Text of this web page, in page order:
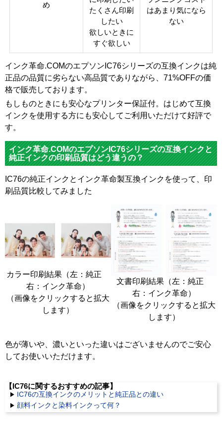
あり
製
品
タ
イ
プ
互換インク
め
たくさん印刷
したい
欲しいときに
すぐ欲しい
はあまり気になら
ない
インク革命.COMのエプソンIC76シリーズの互換インクは純
正品の品質に劣らない高品質でありながら、71%OFFの価
格で販売しております。
もしものときにも安心なプリンター保証付。はじめて互換
インクを使用する方にも安心してご利用いただけて好評で
す。
インク革命.COMのエプソンIC76シリーズの互換インクと
純正インクの印刷品質はどう違うの？
IC76の純正インクとインク革命製互換インクを使って、印
刷品質比較してみました
カラー印刷結果（左：純正
右：インク革命）
（画像をクリックすると拡大
します）
文書印刷結果（左：純正
右：インク革命）
（画像をクリックすると拡大
します）
色が薄いや、濃いといった違いはございませんのでご安心
してお使いいただけます。
【IC76に関するおすすめの記事】
IC76の互換インクのメリットと純正品との違い
顔料インクと染料インクって何？